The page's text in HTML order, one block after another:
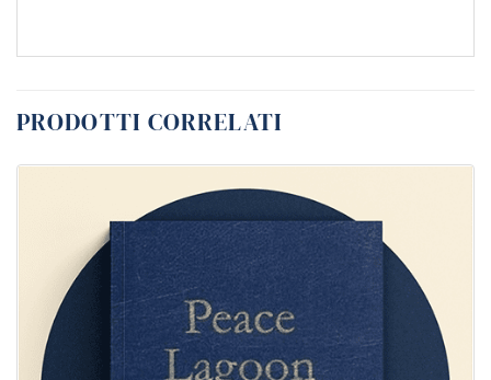
PRODOTTI CORRELATI